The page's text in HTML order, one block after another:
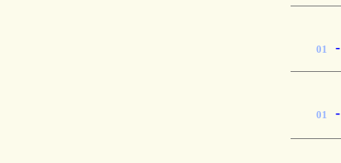
01 -
01 -